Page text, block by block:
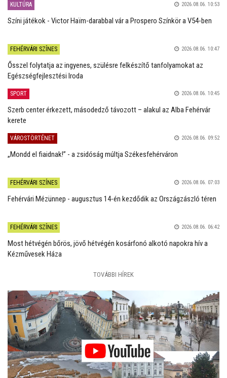
KULTÚRA 2026.08.06. 10:53
Színi játékok - Victor Haïm-darabbal vár a Prospero Színkör a V54-ben
FEHÉRVÁRI SZÍNES 2026.08.06. 10:47
Ősszel folytatja az ingyenes, szülésre felkészítő tanfolyamokat az
Egészségfejlesztési Iroda
SPORT 2026.08.06. 10:45
Szerb center érkezett, másodedző távozott – alakul az Alba Fehérvár
kerete
VÁROSTÖRTÉNET 2026.08.06. 09:52
„Mondd el fiaidnak!” - a zsidóság múltja Székesfehérváron
FEHÉRVÁRI SZÍNES 2026.08.06. 07:03
Fehérvári Mézünnep - augusztus 14-én kezdődik az Országzászló téren
FEHÉRVÁRI SZÍNES 2026.08.06. 06:42
Most hétvégén bőrös, jövő hétvégén kosárfonó alkotó napokra hív a
Kézművesek Háza
TOVÁBBI HÍREK